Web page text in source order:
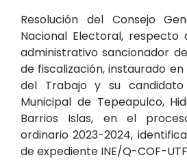
Resolución del Consejo
Nacional Electoral, respecto
administrativo sancionador
de fiscalización, instaurado
del Trabajo y su
Municipal de Tepeapulco,
Barrios Islas, en el
ordinario 2023-2024,
de expediente INE/Q-COF-